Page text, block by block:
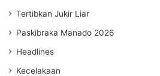
Tertibkan Jukir Liar
Paskibraka Manado 2026
Headlines
Kecelakaan